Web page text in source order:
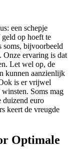
een schepje
geld op hoeft te
soms, bijvoorbeeld
Onze ervaring is dat
Let wel op, de
kunnen aanzienlijk
is er vrijwel
Soms mag
duizend euro
keert de vreugde
Optimale